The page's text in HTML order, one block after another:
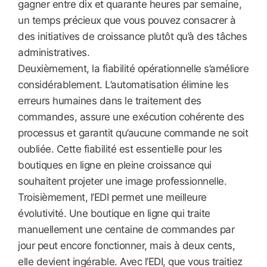
gagner entre dix et quarante heures par semaine,
un temps précieux que vous pouvez consacrer à
des initiatives de croissance plutôt qu’à des tâches
administratives.
Deuxièmement, la fiabilité opérationnelle s’améliore
considérablement. L’automatisation élimine les
erreurs humaines dans le traitement des
commandes, assure une exécution cohérente des
processus et garantit qu’aucune commande ne soit
oubliée. Cette fiabilité est essentielle pour les
boutiques en ligne en pleine croissance qui
souhaitent projeter une image professionnelle.
Troisièmement, l’EDI permet une meilleure
évolutivité. Une boutique en ligne qui traite
manuellement une centaine de commandes par
jour peut encore fonctionner, mais à deux cents,
elle devient ingérable. Avec l’EDI, que vous traitiez